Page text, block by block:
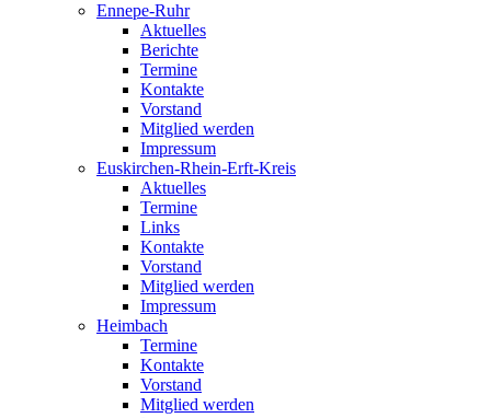
Ennepe-Ruhr
Aktuelles
Berichte
Termine
Kontakte
Vorstand
Mitglied werden
Impressum
Euskirchen-Rhein-Erft-Kreis
Aktuelles
Termine
Links
Kontakte
Vorstand
Mitglied werden
Impressum
Heimbach
Termine
Kontakte
Vorstand
Mitglied werden